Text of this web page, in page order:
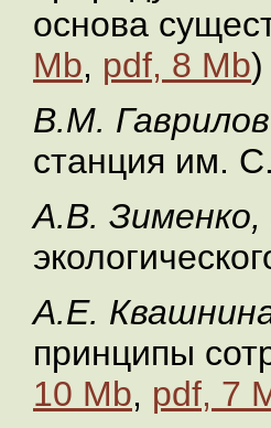
основа
Mb, pdf, 8 Mb)
В.М. Гаврилов
станция им.
А.В.
А.Е.
принципы
10 Mb, pdf, 7